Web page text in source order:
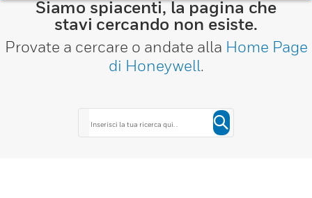
Siamo spiacenti, la pagina che
stavi cercando non esiste.
Provate a cercare o andate alla Home Page
di Honeywell.